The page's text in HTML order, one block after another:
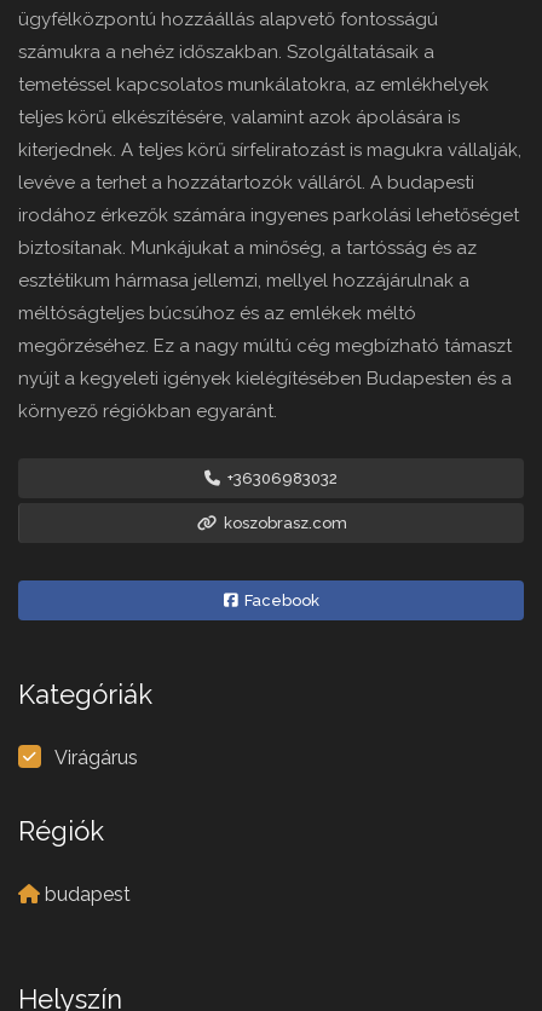
ügyfélközpontú hozzáállás alapvető fontosságú
számukra a nehéz időszakban. Szolgáltatásaik a
temetéssel kapcsolatos munkálatokra, az emlékhelyek
teljes körű elkészítésére, valamint azok ápolására is
kiterjednek. A teljes körű sírfeliratozást is magukra vállalják,
levéve a terhet a hozzátartozók válláról. A budapesti
irodához érkezők számára ingyenes parkolási lehetőséget
biztosítanak. Munkájukat a minőség, a tartósság és az
esztétikum hármasa jellemzi, mellyel hozzájárulnak a
méltóságteljes búcsúhoz és az emlékek méltó
megőrzéséhez. Ez a nagy múltú cég megbízható támaszt
nyújt a kegyeleti igények kielégítésében Budapesten és a
környező régiókban egyaránt.
+36306983032
koszobrasz.com
Facebook
Kategóriák
Virágárus
Régiók
budapest
Helyszín